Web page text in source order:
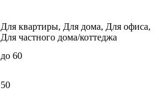
Для квартиры, Для дома, Для офиса,
Для частного дома/коттеджа
до 60
50